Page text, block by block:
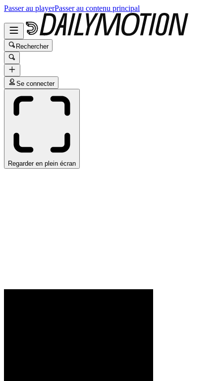
Passer au playerPasser au contenu principal
Rechercher
Se connecter
Regarder en plein écran